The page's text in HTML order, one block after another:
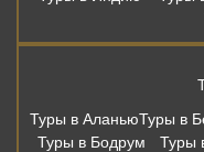
Туры в АланьюТуры в
Туры в Бодрум
Туры